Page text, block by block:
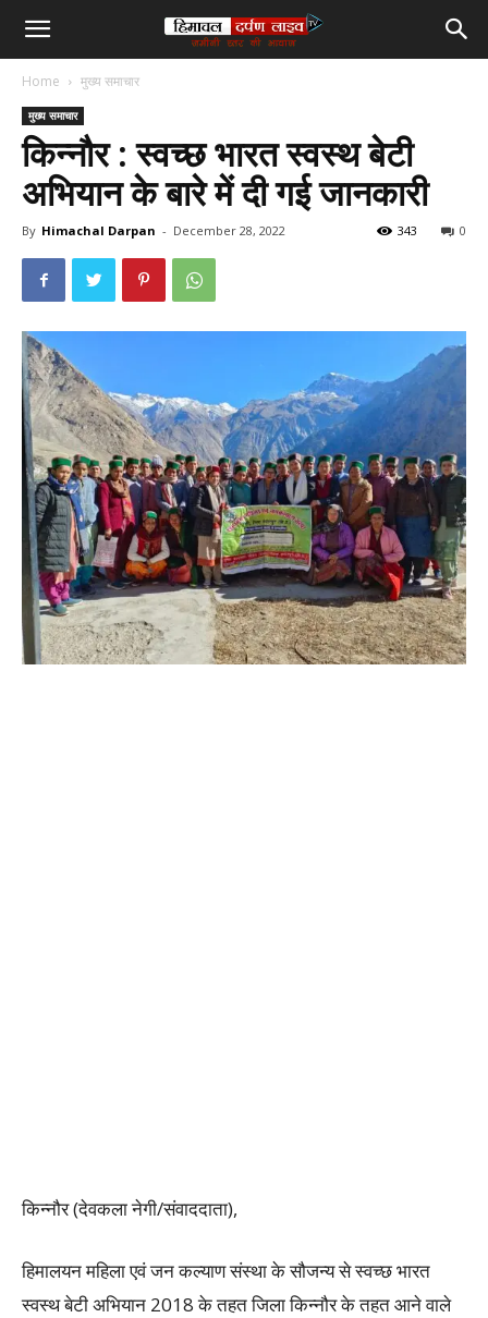
हिमाचल
लाइव
टीवी
Home मुख्य समाचार
मुख्य समाचार
किन्नौर : स्वच्छ भारत स्वस्थ बेटी
अभियान के बारे में दी गई जानकारी
By Himachal Darpan - December 28, 2022 0
343
किन्नौर (देवकला नेगी/संवाददाता),
हिमालयन महिला एवं जन कल्याण संस्था के सौजन्य से स्वच्छ भारत
स्वस्थ बेटी अभियान 2018 के तहत जिला किन्नौर के तहत आने वाले